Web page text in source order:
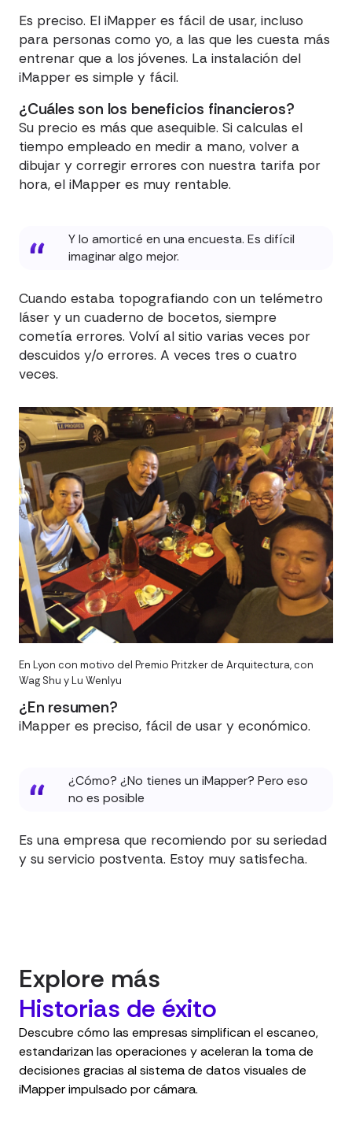
Es preciso. El iMapper es fácil de usar, incluso
para personas como yo, a las que les cuesta más
entrenar que a los jóvenes. La instalación del
iMapper es simple y fácil.
¿Cuáles son los beneficios financieros?
Su precio es más que asequible. Si calculas el
tiempo empleado en medir a mano, volver a
dibujar y corregir errores con nuestra tarifa por
hora, el iMapper es muy rentable.
Y lo amorticé en una encuesta. Es difícil
imaginar algo mejor.
Cuando estaba topografiando con un telémetro
láser y un cuaderno de bocetos, siempre
cometía errores. Volví al sitio varias veces por
descuidos y/o errores. A veces tres o cuatro
veces.
En Lyon con motivo del Premio Pritzker de Arquitectura, con
Wag Shu y Lu Wenlyu
¿En resumen?
iMapper es preciso, fácil de usar y económico.
¿Cómo? ¿No tienes un iMapper? Pero eso
no es posible
Es una empresa que recomiendo por su seriedad
y su servicio postventa. Estoy muy satisfecha.
Explore más
Historias de éxito
Descubre cómo las empresas simplifican el escaneo,
estandarizan las operaciones y aceleran la toma de
decisiones gracias al sistema de datos visuales de
iMapper impulsado por cámara.